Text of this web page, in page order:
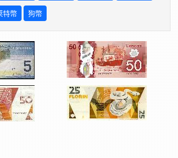
特幣 狗幣